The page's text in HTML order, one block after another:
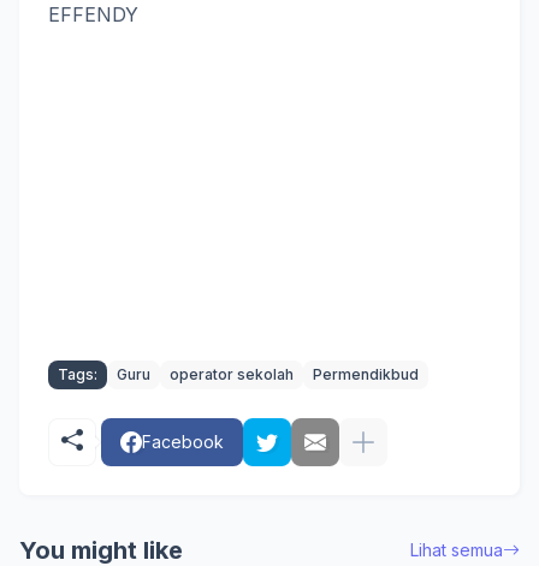
EFFENDY
Tags: Guru operator sekolah Permendikbud
Facebook
You might like Lihat semua